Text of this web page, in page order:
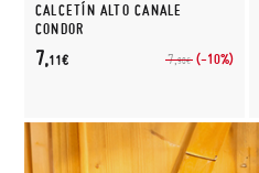
CALCETÍN ALTO CANALE
CONDOR
7,90€ (-10%)
7,11€